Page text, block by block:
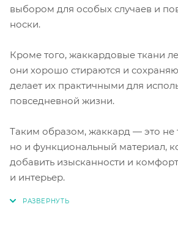
выбором для особых случаев и
носки.
Кроме того, жаккардовые ткани
они хорошо стираются и
делает их практичными для
повседневной жизни.
Таким образом, жаккард — это не
но и функциональный материал,
добавить изысканности и
и интерьер.